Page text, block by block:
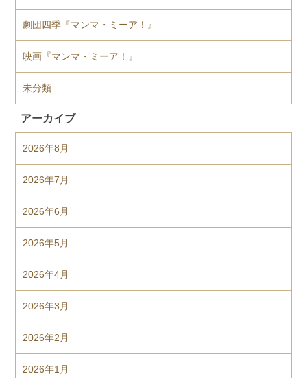
劇団四季『マンマ・ミーア！』
映画『マンマ・ミーア！』
未分類
アーカイブ
2026年8月
2026年7月
2026年6月
2026年5月
2026年4月
2026年3月
2026年2月
2026年1月